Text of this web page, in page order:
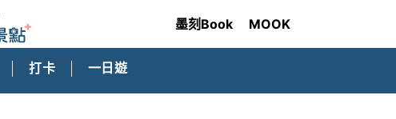
墨刻Book MOOK
打卡 一日遊